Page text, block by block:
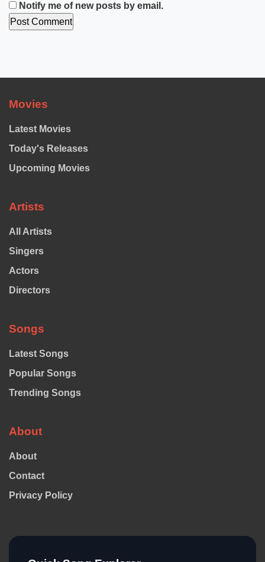
Notify me of new posts by email.
Movies
Latest Movies
Today's Releases
Upcoming Movies
Artists
All Artists
Singers
Actors
Directors
Songs
Latest Songs
Popular Songs
Trending Songs
About
About
Contact
Privacy Policy